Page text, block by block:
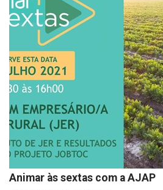
Animar às sextas com a AJAP